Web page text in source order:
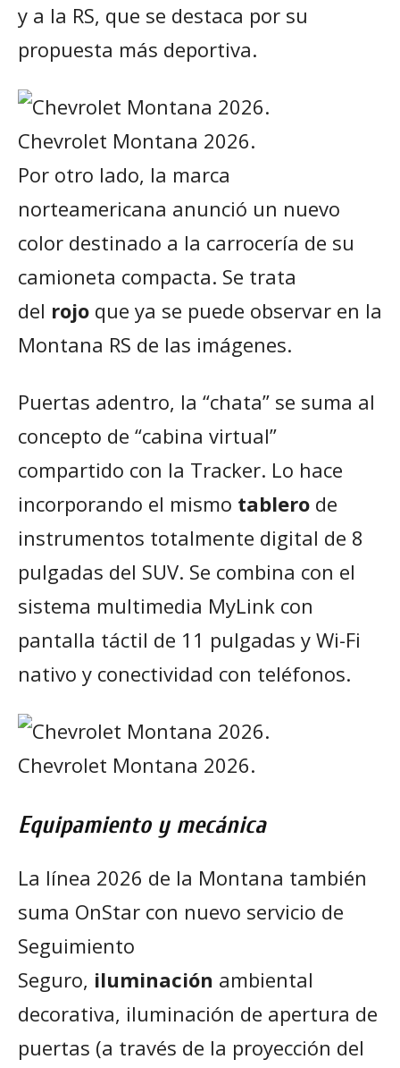
y a la RS, que se destaca por su
propuesta más deportiva.
Chevrolet Montana 2026.
Por otro lado, la marca
norteamericana anunció un nuevo
color destinado a la carrocería de su
camioneta compacta. Se trata
del rojo que ya se puede observar en la
Montana RS de las imágenes.
Puertas adentro, la “chata” se suma al
concepto de “cabina virtual”
compartido con la Tracker. Lo hace
incorporando el mismo tablero de
instrumentos totalmente digital de 8
pulgadas del SUV. Se combina con el
sistema multimedia MyLink con
pantalla táctil de 11 pulgadas y Wi-Fi
nativo y conectividad con teléfonos.
Chevrolet Montana 2026.
Equipamiento y mecánica
La línea 2026 de la Montana también
suma OnStar con nuevo servicio de
Seguimiento
Seguro, iluminación ambiental
decorativa, iluminación de apertura de
puertas (a través de la proyección del